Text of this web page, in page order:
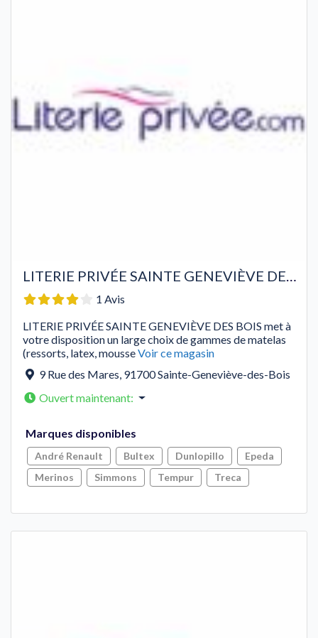
LITERIE PRIVÉE SAINTE GENEVIÈVE DES BOIS
1 Avis
LITERIE PRIVÉE SAINTE GENEVIÈVE DES BOIS met à
votre disposition un large choix de gammes de matelas
(ressorts, latex, mousseVoir ce magasin
9 Rue des Mares, 91700Sainte-Geneviève-des-Bois
Ouvert maintenant:
Marques disponibles
André Renault Bultex Dunlopillo
Epeda
Merinos
Simmons Tempur Treca